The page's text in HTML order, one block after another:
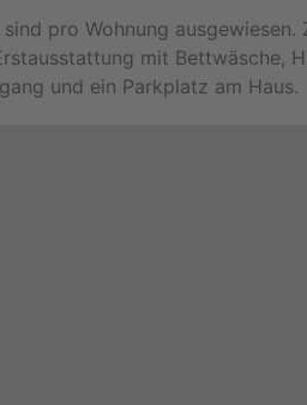
sind pro Wohnung
mit Bettwäsche,
und ein Parkplatz am Haus.